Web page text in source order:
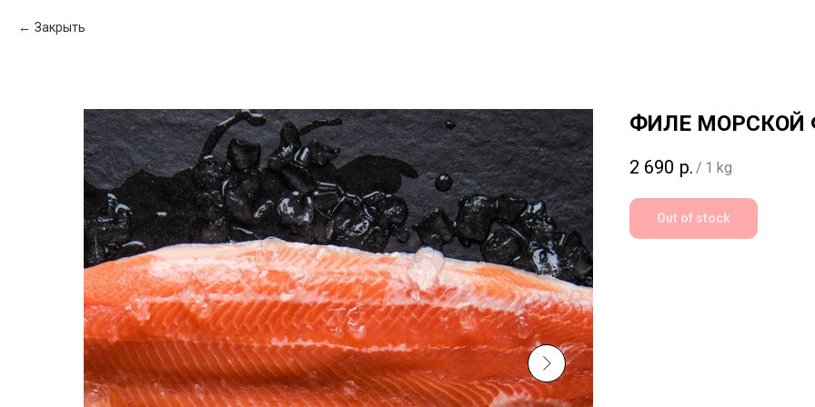
Закрыть
ФИЛЕ МОРСКОЙ
2 690 р. / 1 kg
Out of stock